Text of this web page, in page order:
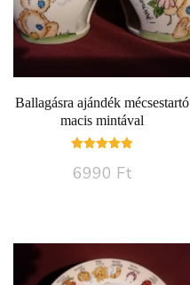
Ballagásra ajándék mécsestartó
macis mintával
5.00
6990 Ft